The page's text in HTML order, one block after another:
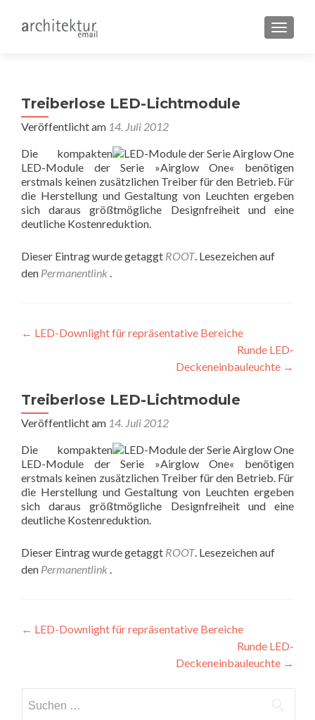
Treiberlose LED-Lichtmodule
Veröffentlicht am 14. Juli 2012
Die kompakten
LED-Module der Serie »Airglow One« benötigen
erstmals keinen zusätzlichen Treiber für den Betrieb. Für
die Herstellung und Gestaltung von Leuchten ergeben
sich daraus größtmögliche Designfreiheit und eine
deutliche Kostenreduktion.
Dieser Eintrag wurde getaggt ROOT. Lesezeichen auf
den Permanentlink .
Beitragsnavigation
← LED-Downlight für repräsentative Bereiche
Runde LED-
Deckeneinbauleuchte →
Treiberlose LED-Lichtmodule
Veröffentlicht am 14. Juli 2012
Die kompakten
LED-Module der Serie »Airglow One« benötigen
erstmals keinen zusätzlichen Treiber für den Betrieb. Für
die Herstellung und Gestaltung von Leuchten ergeben
sich daraus größtmögliche Designfreiheit und eine
deutliche Kostenreduktion.
Dieser Eintrag wurde getaggt ROOT. Lesezeichen auf
den Permanentlink .
Beitragsnavigation
← LED-Downlight für repräsentative Bereiche
Runde LED-
Deckeneinbauleuchte →
nach: